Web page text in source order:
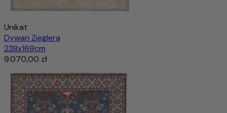
Unikat
Dywan Zieglera
238x169cm
9.070,00 zł